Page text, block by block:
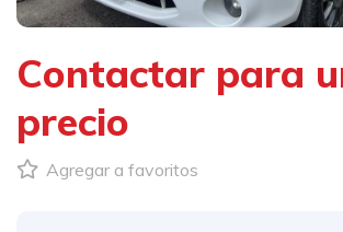
Contactar para
precio
Agregar a favoritos